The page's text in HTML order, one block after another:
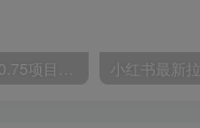
无限接码撸红包单号0.75项目无偿分享给你【揭秘】